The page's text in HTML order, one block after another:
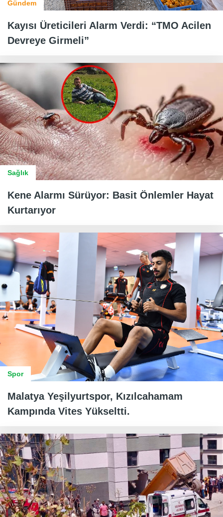
Gündem
Kayısı Üreticileri Alarm Verdi: “TMO Acilen
Devreye Girmeli”
Sağlık
Kene Alarmı Sürüyor: Basit Önlemler Hayat
Kurtarıyor
Spor
Malatya Yeşilyurtspor, Kızılcahamam
Kampında Vites Yükseltti.